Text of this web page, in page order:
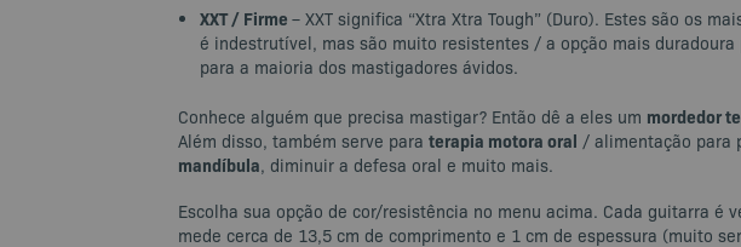
XXT / Firme– XXT significa “Xtra Xtra Tough” (Duro). Estes são os
é indestrutível, mas são muito resistentes / a opção mais
para a maioria dos mastigadores ávidos.
Conhece alguém que precisa mastigar? Então dê a eles um mordedor
Além disso, também serve para terapia motora oral / alimentação para
mandíbula, diminuir a defesa oral e muito mais.
Escolha sua opção de cor/resistência no menu acima. Cada guitarra
mede cerca de 13,5 cm de comprimento e 1 cm de espessura (muito